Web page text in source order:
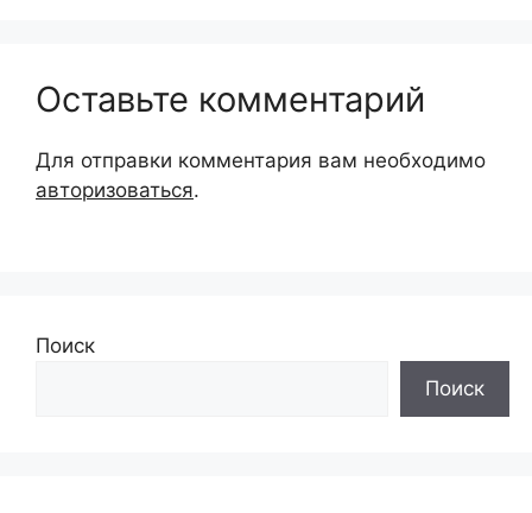
Оставьте комментарий
Для отправки комментария вам необходимо
авторизоваться.
Поиск
Поиск